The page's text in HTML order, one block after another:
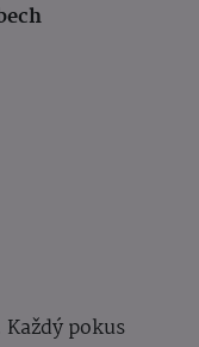
pokus